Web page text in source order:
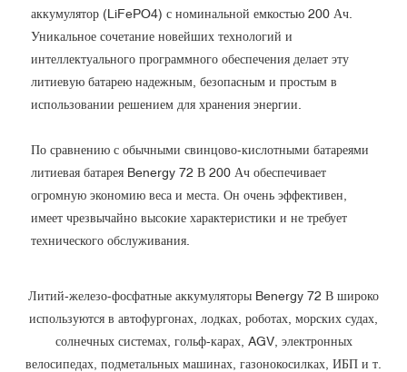
аккумулятор (LiFePO4) с номинальной емкостью 200 Ач.
Уникальное сочетание новейших технологий и
интеллектуального программного обеспечения делает эту
литиевую батарею надежным, безопасным и простым в
использовании решением для хранения энергии.
По сравнению с обычными свинцово-кислотными батареями
литиевая батарея Benergy 72 В 200 Ач обеспечивает
огромную экономию веса и места. Он очень эффективен,
имеет чрезвычайно высокие характеристики и не требует
технического обслуживания.
Литий-железо-фосфатные аккумуляторы Benergy 72 В широко
используются в автофургонах, лодках, роботах, морских судах,
солнечных системах, гольф-карах, AGV, электронных
велосипедах, подметальных машинах, газонокосилках, ИБП и т.